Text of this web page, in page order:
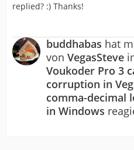
replied? :) Thanks!
buddhabas hat
von VegasSteve
Voukoder Pro 3
corruption in
comma-decimal
in Windows